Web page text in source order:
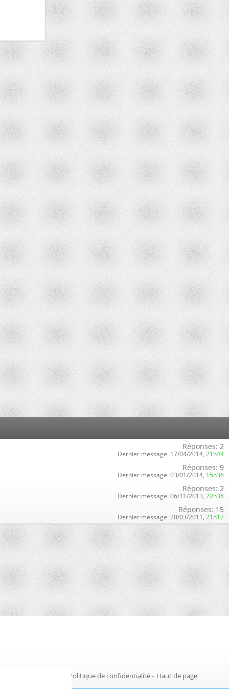
Réponses: 2
Dernier message: 17/04/2014, 21h44
Réponses: 9
Dernier message: 03/01/2014, 15h36
Réponses: 2
Dernier message: 06/11/2013, 22h38
Réponses: 15
Dernier message: 20/03/2011, 21h17
Politique de confidentialité- Haut de page